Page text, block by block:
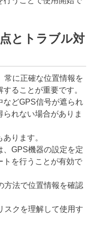
とトラブル対
常に正確な位置情報を
ることが重要です。
などGPS信号が遮られ
れない場合がありま
ります。
、GPS機器の設定を定
トを行うことが有効で
方法で位置情報を確認
スクを理解して使用す